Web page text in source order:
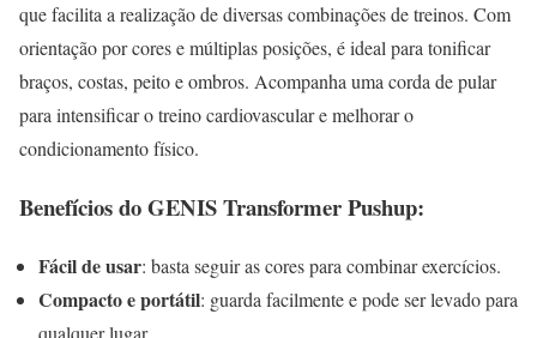
que facilita a realização de diversas combinações de treinos. Com
orientação por cores e múltiplas posições, é ideal para tonificar
braços, costas, peito e ombros. Acompanha uma corda de pular
para intensificar o treino cardiovascular e melhorar o
condicionamento físico.
Benefícios do GENIS Transformer Pushup:
Fácil de usar: basta seguir as cores para combinar exercícios.
Compacto e portátil: guarda facilmente e pode ser levado para
qualquer lugar.